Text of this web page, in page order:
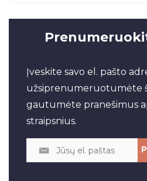
Įveskite savo el. pašto
užsiprenumeruotumėte
gautumėte pranešimus
straipsnius.